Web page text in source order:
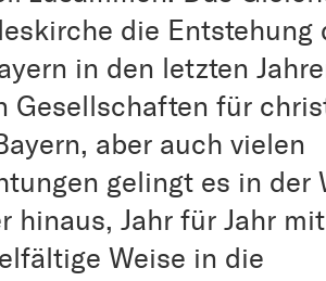
die Entstehung
in den letzten
Gesellschaften für
aber auch vielen
gelingt es in der
Jahr für Jahr
Weise in die